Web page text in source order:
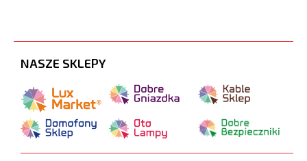
NASZE SKLEPY